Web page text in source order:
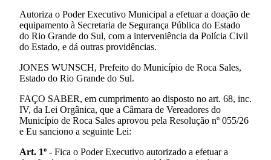
Autoriza o Poder Executivo Municipal a efetuar a doação de
equipamento à Secretaria de Segurança Pública do Estado
do Rio Grande do Sul, com a interveniência da Polícia Civil
do Estado, e dá outras providências.
JONES WUNSCH, Prefeito do Município de Roca Sales,
Estado do Rio Grande do Sul.
FAÇO SABER, em cumprimento ao disposto no art. 68, inc.
IV, da Lei Orgânica, que a Câmara de Vereadores do
Município de Roca Sales aprovou pela Resolução nº 055/26
e Eu sanciono a seguinte Lei:
Art. 1º - Fica o Poder Executivo autorizado a efetuar a